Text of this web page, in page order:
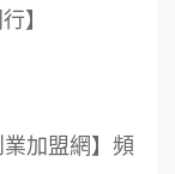
】
加盟網】頻